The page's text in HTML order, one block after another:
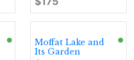
Moffat Lake and
Its Garden